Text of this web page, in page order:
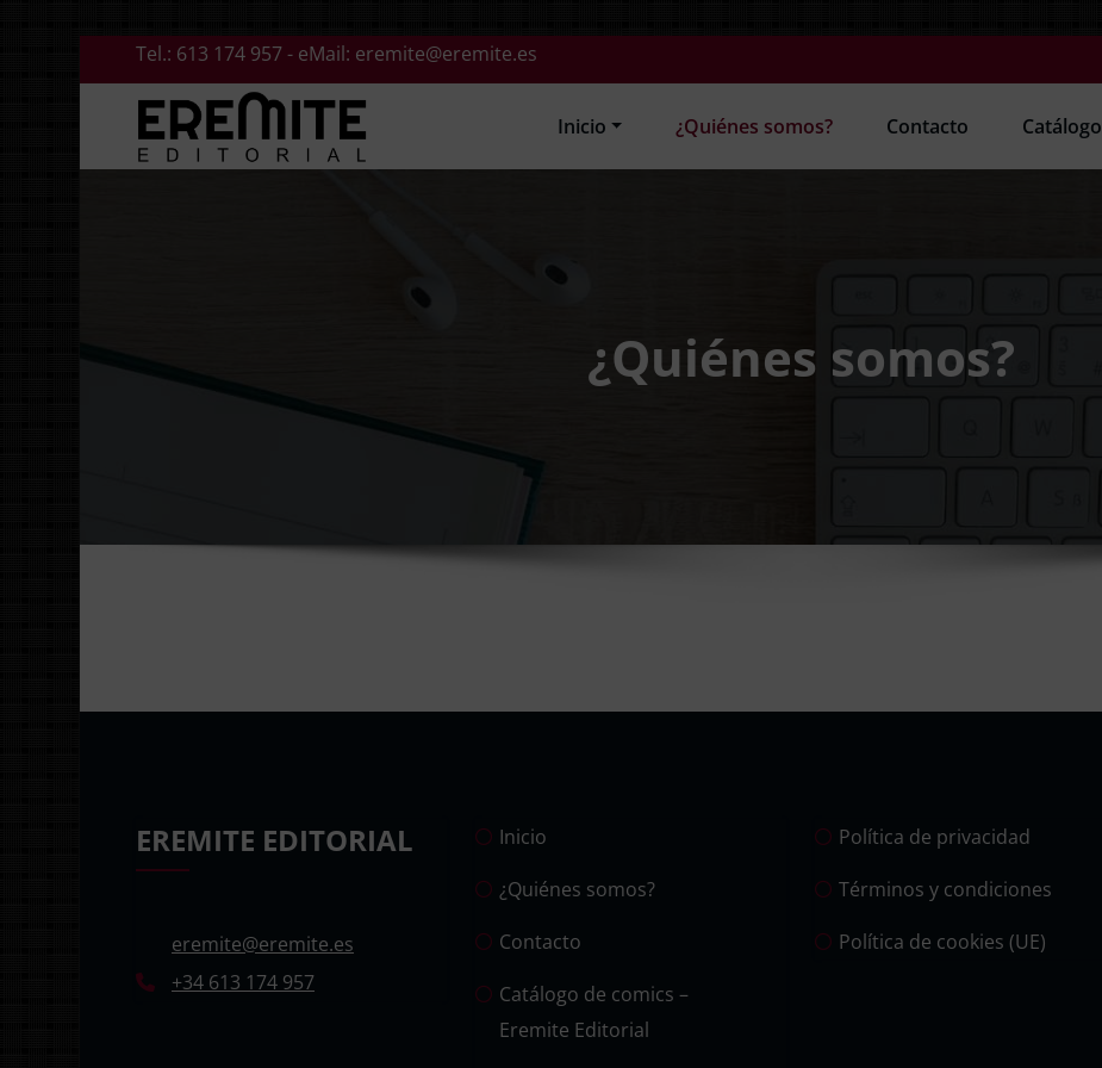
al
contenido
Tel.: 613 174 957- eMail: eremite@eremite.es
Inicio ¿Quiénes somos? Contacto Catálogo
¿Quiénes somos?
EREMITE EDITORIAL
eremite@eremite.es
+34 613 174 957
Inicio
¿Quiénes somos?
Contacto
Catálogo de comics –
Eremite Editorial
Política de privacidad
Términos y condiciones
Política de cookies (UE)